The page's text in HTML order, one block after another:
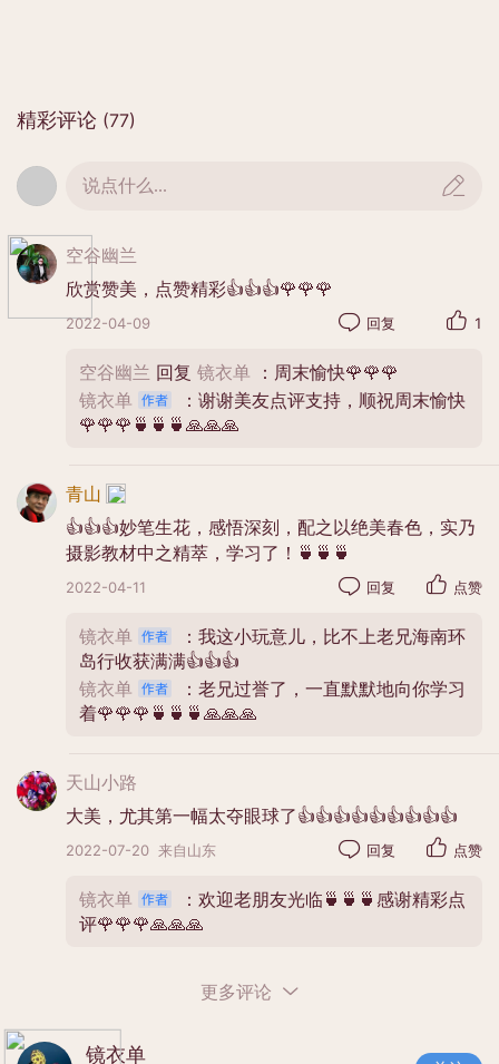
精彩评论 (77)
说点什么...
空谷幽兰
欣赏赞美，点赞精彩👍👍👍🌹🌹🌹
2022-04-09 回复 1
空谷幽兰 回复 镜衣单
：周末愉快🌹🌹🌹
镜衣单
：谢谢美友点评支持，顺祝周末愉快
🌹🌹🌹🍵🍵🍵🙏🙏🙏
青山
👍👍👍妙笔生花，感悟深刻，配之以绝美春色，实乃
摄影教材中之精萃，学习了！🍵🍵🍵
2022-04-11 回复 点赞
镜衣单
：我这小玩意儿，比不上老兄海南环
岛行收获满满👍👍👍
镜衣单
：老兄过誉了，一直默默地向你学习
着🌹🌹🌹🍵🍵🍵🙏🙏🙏
天山小路
大美，尤其第一幅太夺眼球了👍👍👍👍👍👍👍👍👍
2022-07-20 来自山东 回复 点赞
镜衣单
：欢迎老朋友光临🍵🍵🍵感谢精彩点
评🌹🌹🌹🙏🙏🙏
更多评论
镜衣单